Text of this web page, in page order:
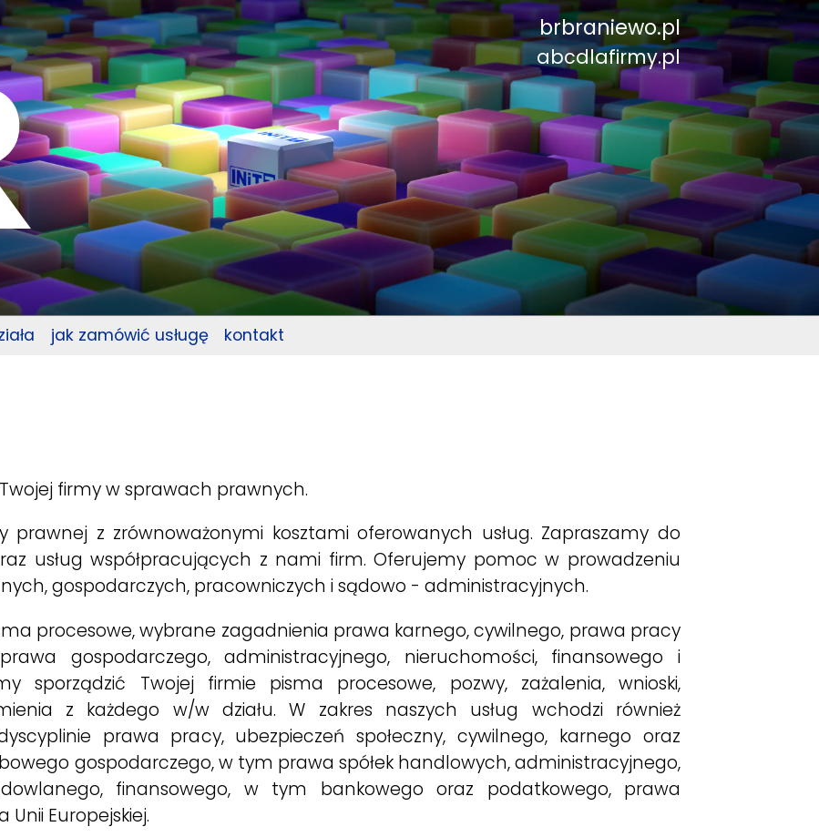
brbraniewo.pl
abcdlafirmy.pl
jak zamówić usługę kontakt
firmy w sprawach prawnych.
z zrównoważonymi kosztami oferowanych usług. Zapraszamy do
usług współpracujących z nami firm. Oferujemy pomoc w prowadzeniu
gospodarczych, pracowniczych i sądowo - administracyjnych.
procesowe, wybrane zagadnienia prawa karnego, cywilnego, prawa pracy
gospodarczego, administracyjnego, nieruchomości, finansowego i
sporządzić Twojej firmie pisma procesowe, pozwy, zażalenia, wnioski,
z każdego w/w działu. W zakres naszych usług wchodzi również
prawa pracy, ubezpieczeń społeczny, cywilnego, karnego oraz
gospodarczego, w tym prawa spółek handlowych, administracyjnego,
finansowego, w tym bankowego oraz podatkowego, prawa
Europejskiej.